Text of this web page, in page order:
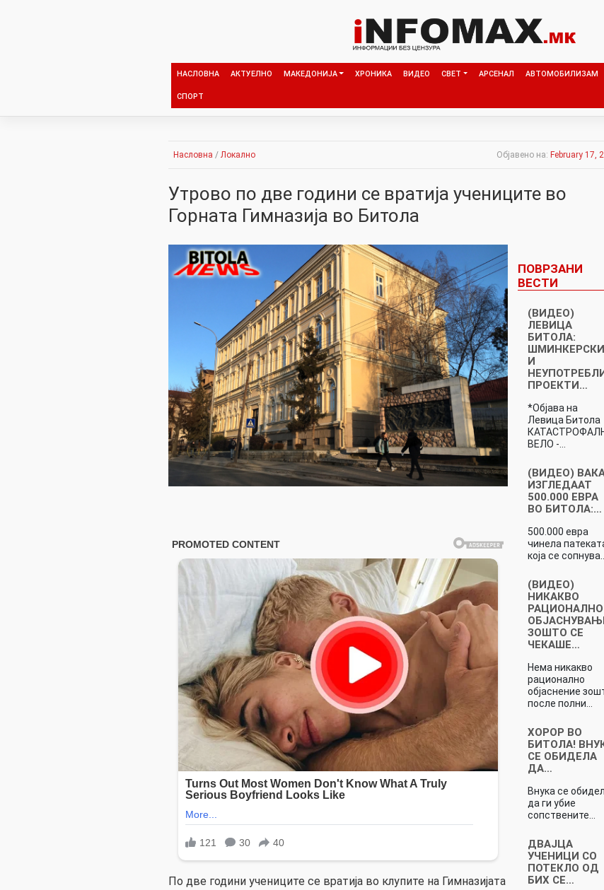
НАСЛОВНА АКТУЕЛНО МАКЕДОНИЈА ХРОНИКА ВИДЕО СВЕТ АРСЕНАЛ АВТОМОБИЛИЗАМ
СПОРТ
Насловна / Локално Објавено на: February 17,
Утрово по две години се вратија учениците во
Горната Гимназија во Битола
По две години учениците се вратија во клупите на Гимназијата
ПОВРЗАНИ
ВЕСТИ
(ВИДЕО)
ЛЕВИЦА
БИТОЛА:
ШМИНКЕРСКИ
И
ПРОЕКТИ…
*Објава на
Левица Битола
ВЕЛО -…
(ВИДЕО)
ИЗГЛЕДААТ
500.000 ЕВРА
ВО БИТОЛА:…
500.000 евра
чинела
која се сопнува…
(ВИДЕО)
НИКАКВО
РАЦИОНАЛНО
ЗОШТО СЕ
ЧЕКАШЕ…
Нема никакво
рационално
објаснение
после полни…
ХОРОР ВО
БИТОЛА!
СЕ ОБИДЕЛА
ДА…
Внука се
да ги убие
сопствените…
ДВАЈЦА
УЧЕНИЦИ СО
ПОТЕКЛО ОД
БИХ СЕ…